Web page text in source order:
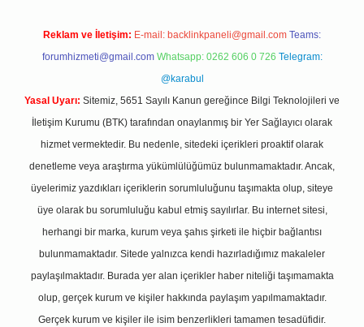
Reklam ve İletişim: E-mail: backlinkpaneli@gmail.com Teams:
forumhizmeti@gmail.com Whatsapp: 0262 606 0 726 Telegram:
@karabul
Yasal Uyarı: Sitemiz, 5651 Sayılı Kanun gereğince Bilgi Teknolojileri ve
İletişim Kurumu (BTK) tarafından onaylanmış bir Yer Sağlayıcı olarak
hizmet vermektedir. Bu nedenle, sitedeki içerikleri proaktif olarak
denetleme veya araştırma yükümlülüğümüz bulunmamaktadır. Ancak,
üyelerimiz yazdıkları içeriklerin sorumluluğunu taşımakta olup, siteye
üye olarak bu sorumluluğu kabul etmiş sayılırlar. Bu internet sitesi,
herhangi bir marka, kurum veya şahıs şirketi ile hiçbir bağlantısı
bulunmamaktadır. Sitede yalnızca kendi hazırladığımız makaleler
paylaşılmaktadır. Burada yer alan içerikler haber niteliği taşımamakta
olup, gerçek kurum ve kişiler hakkında paylaşım yapılmamaktadır.
Gerçek kurum ve kişiler ile isim benzerlikleri tamamen tesadüfidir.